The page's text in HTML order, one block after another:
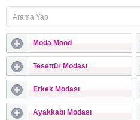
Moda Mood
Tesettür Modası
Erkek Modası
Ayakkabı Modası